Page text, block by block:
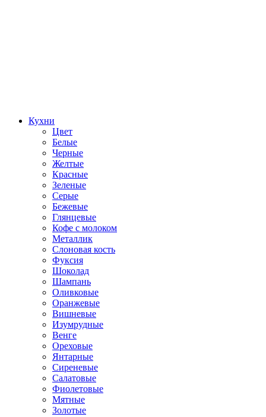
Кухни
Цвет
Белые
Черные
Желтые
Красные
Зеленые
Серые
Бежевые
Глянцевые
Кофе с молоком
Металлик
Слоновая кость
Фуксия
Шоколад
Шампань
Оливковые
Оранжевые
Вишневые
Изумрудные
Венге
Ореховые
Янтарные
Сиреневые
Салатовые
Фиолетовые
Мятные
Золотые